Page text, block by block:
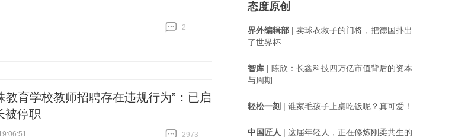
2
教育学校教师招聘存在违规行为”：已启
被停职
2973
态度原创
界外编辑部 | 卖球衣救子的门将，把德国扑出
了世界杯
智库 | 陈欣：长鑫科技四万亿市值背后的资本
与周期
轻松一刻 | 谁家毛孩子上桌吃饭呢？真可爱！
中国匠人 | 这届年轻人，正在修炼刚柔共生的